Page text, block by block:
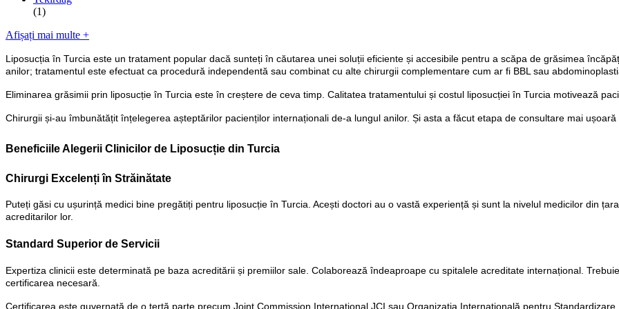
(1)
Afișați mai multe +
Liposucția în Turcia este un tratament popular dacă sunteți în căutarea unei soluții eficiente și accesibile pentru a scăpa de grăsimea
anilor; tratamentul este efectuat ca procedură independentă sau combinat cu alte chirurgii complementare cum ar fi BBL sau
Eliminarea grăsimii prin liposucție în Turcia este în creștere de ceva timp. Calitatea tratamentului și costul liposucției în Turcia motivează
Chirurgii și-au îmbunătățit înțelegerea așteptărilor pacienților internaționali de-a lungul anilor. Și asta a făcut etapa de consultare mai
Beneficiile Alegerii Clinicilor de Liposucție din Turcia
Chirurgi Excelenți în Străinătate
Puteți găsi cu ușurință medici bine pregătiți pentru liposucție în Turcia. Acești doctori au o vastă experiență și sunt la nivelul medicilor din
acreditarilor lor.
Standard Superior de Servicii
Expertiza clinicii este determinată pe baza acreditării și premiilor sale. Colaborează îndeaproape cu spitalele acreditate internațional.
certificarea necesară.
Certificarea este guvernată de o terță parte precum Joint Commission International JCI sau Organizația Internațională pentru Standardizare